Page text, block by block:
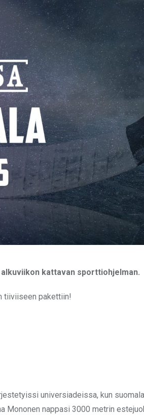
kattavan sporttiohjelman.
tiiviiseen pakettiin!
universiadeissa, kun
Mononen nappasi 3000 metrin